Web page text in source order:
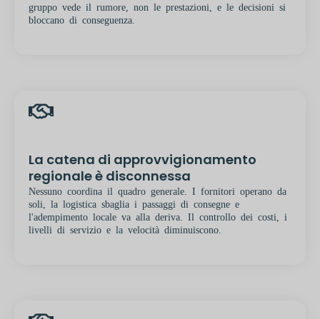
gruppo vede il rumore, non le prestazioni, e le decisioni si
bloccano di conseguenza.
La catena di approvvigionamento
regionale è disconnessa
Nessuno coordina il quadro generale. I fornitori operano da
soli, la logistica sbaglia i passaggi di consegne e
l'adempimento locale va alla deriva. Il controllo dei costi, i
livelli di servizio e la velocità diminuiscono.